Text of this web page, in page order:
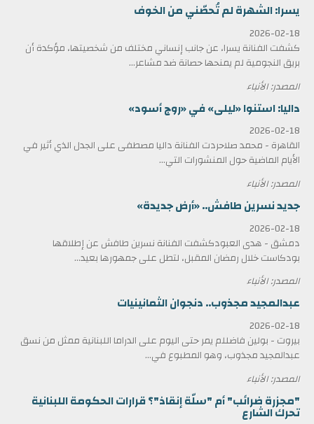
يسرا: الشهرة لم تُحصّني من الخوف
2026-02-18
كشفت الفنانة يسرا، عن جانب إنساني مختلف من شخصيتها، مؤكدة أن
بريق النجومية لم يمنحها حصانة ضد مشاعر...
المصدر: الأنباء
داليا: استنوا «ليلى» في «روج أسود»
2026-02-18
القاهرة - محمد صلاحردت الفنانة داليا مصطفى على الجدل الذي أثير في
الأيام الماضية حول المنشورات التي...
المصدر: الأنباء
جديد نسرين طافش.. «أرض جديدة»
2026-02-18
دمشق - هدى العبودكشفت الفنانة نسرين طافش عن إطلاقها
بودكاست خلال رمضان المقبل، لتطل على جمهورها بعيد...
المصدر: الأنباء
عبدالمجيد مجذوب.. دنجوان الثمانينيات
2026-02-18
بيروت - بولين فاضللم يمر حتى اليوم على الدراما اللبنانية ممثل من نسق
عبدالمجيد مجذوب، وهو المطبوع في...
المصدر: الأنباء
"مجزرة ضرائب" أم "سلّة إنقاذ"؟ قرارات الحكومة اللبنانية
تحرك الشارع